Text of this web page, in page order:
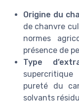
Origine du
de chanvre
normes
présence de
Type
pureté du
solvants